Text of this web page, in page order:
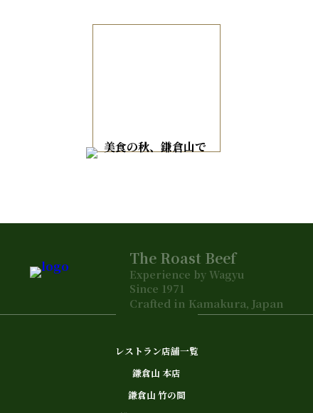
The Roast Beef
Experience by Wagyu
Since 1971
Crafted in Kamakura, Japan
レストラン店舗一覧
鎌倉山 本店
鎌倉山 竹の間